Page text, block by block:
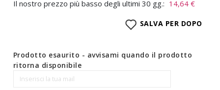
Il nostro prezzo più basso degli ultimi 30 gg.: 14,64 €
SALVA PER DOPO
Prodotto esaurito - avvisami quando il prodotto
ritorna disponibile